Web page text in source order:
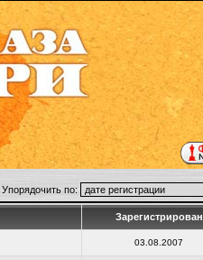
Упорядочить по:
Зарегистрирован
03.08.2007